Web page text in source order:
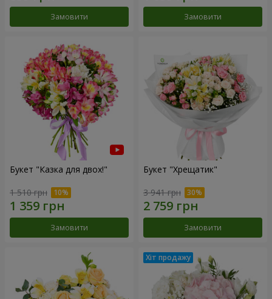
Замовити Замовити
Букет "Казка для двох!"
1 510 грн
Замовити
Букет "Хрещатик"
3 941 грн
Замовити